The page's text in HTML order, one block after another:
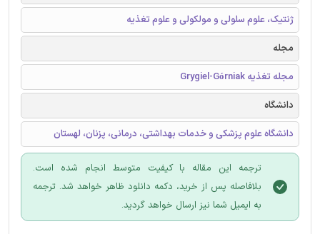
ژنتیک، علوم سلولی و مولکولی و علوم تغذیه
مجله
مجله تغذیه Grygiel-Górniak
دانشگاه
دانشگاه علوم پزشكی و خدمات بهداشتی، درمانی، پزنان، لهستان
ترجمه این مقاله با کیفیت متوسط انجام شده است.
بلافاصله پس از خرید، دکمه دانلود ظاهر خواهد شد. ترجمه
به ایمیل شما نیز ارسال خواهد گردید.